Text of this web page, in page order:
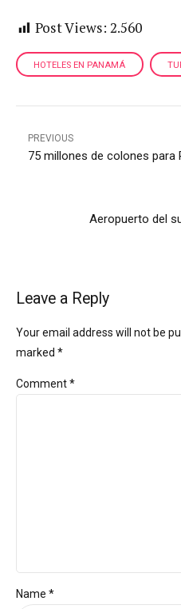
Post Views: 2.560
HOTELES EN PANAMÁ
PREVIOUS
75 millones de colones para
Aeropuerto del
Leave a Reply
Your email address will not be
marked *
Comment*
Name *